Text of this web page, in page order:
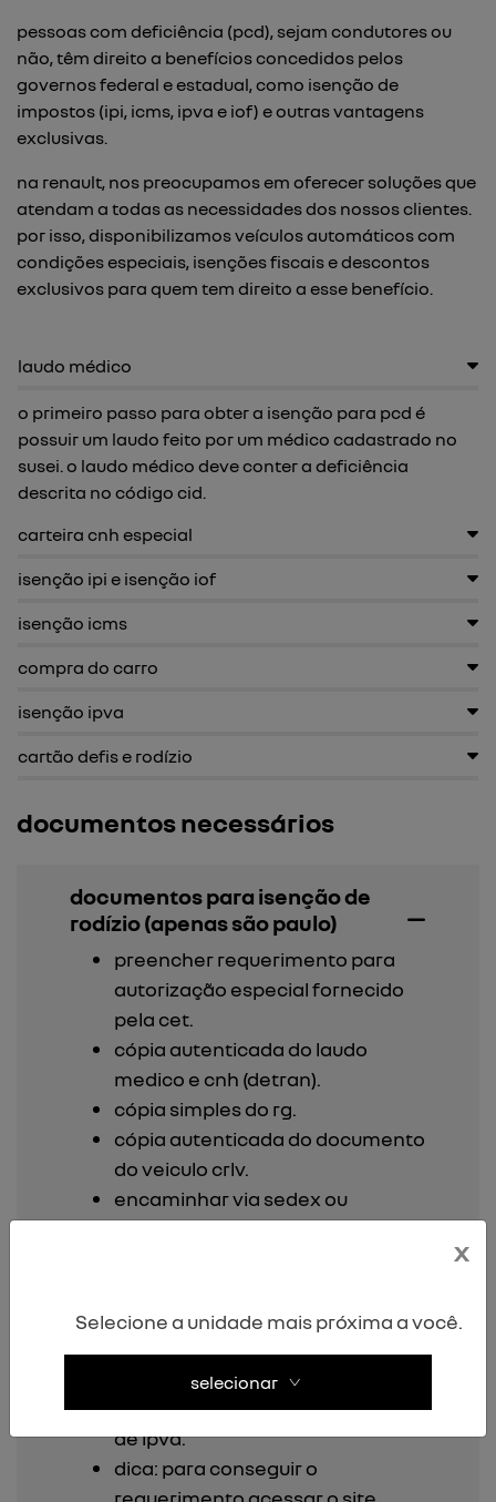
pessoas com deficiência (pcd), sejam condutores ou
não, têm direito a benefícios concedidos pelos
governos federal e estadual, como isenção de
impostos (ipi, icms, ipva e iof) e outras vantagens
exclusivas.
na renault, nos preocupamos em oferecer soluções que
atendam a todas as necessidades dos nossos clientes.
por isso, disponibilizamos veículos automáticos com
condições especiais, isenções fiscais e descontos
exclusivos para quem tem direito a esse benefício.
laudo médico
o primeiro passo para obter a isenção para pcd é
possuir um laudo feito por um médico cadastrado no
susei. o laudo médico deve conter a deficiência
descrita no código cid.
carteira cnh especial
isenção ipi e isenção iof
isenção icms
compra do carro
isenção ipva
cartão defis e rodízio
documentos necessários
documentos para isenção de
rodízio (apenas são paulo)
preencher requerimento para
autorização especial fornecido
pela cet.
cópia autenticada do laudo
medico e cnh (detran).
cópia simples do rg.
cópia autenticada do documento
do veiculo crlv.
encaminhar via sedex ou
pessoalmente para rua do
cuidados do dsv - departamento
declaração que irá possuir
apenas um veículo com a isenção
de ipva.
dica: para conseguir o
x
Selecione a unidade mais próxima a você.
selecionar